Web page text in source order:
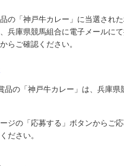
の「神戸牛カレー」に当選され
兵庫県競馬組合に電子メールに
らご確認ください。
品の「神戸牛カレー」は、兵庫県
ジの「応募する」ボタンからご
ださい。